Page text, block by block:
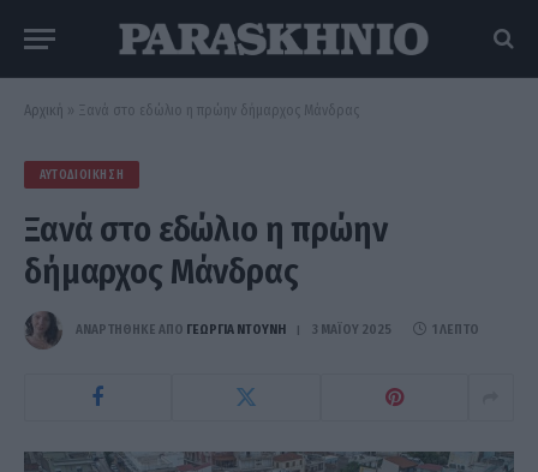
Αρχική » Ξανά στο εδώλιο η πρώην δήμαρχος Μάνδρας
ΑΥΤΟΔΙΟΊΚΗΣΗ
Ξανά στο εδώλιο η πρώην
δήμαρχος Μάνδρας
ΑΝΑΡΤΗΘΗΚΕ ΑΠΟ ΓΕΩΡΓΊΑ ΝΤΟΎΝΗ 3 ΜΑΪ́ΟΥ 2025 1 ΛΕΠΤΌ